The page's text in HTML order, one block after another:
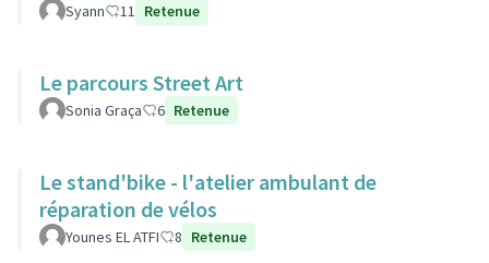
Syann 11 Retenue
Le parcours Street Art
Sonia Graça 6 Retenue
Le stand'bike - l'atelier ambulant de
réparation de vélos
Younes EL ATFI 8 Retenue